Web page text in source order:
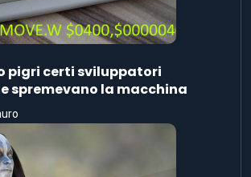
pigri certi sviluppatori
spremevano la macchina